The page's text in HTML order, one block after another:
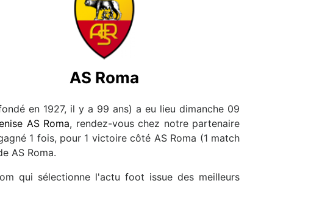
AS Roma
en 1927, il y a 99 ans) a eu lieu dimanche 09
AS Roma, rendez-vous chez notre partenaire
1 fois, pour 1 victoire côté AS Roma (1 match
AS Roma.
qui sélectionne l'actu foot issue des meilleurs